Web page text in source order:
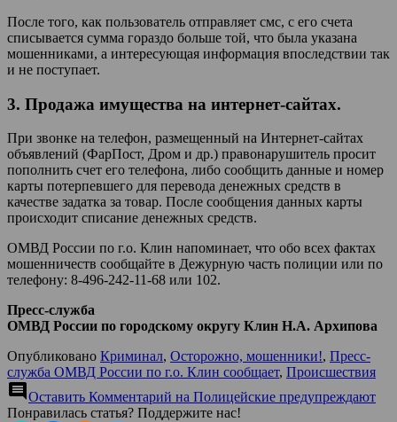
После того, как пользователь отправляет смс, с его счета
списывается сумма гораздо больше той, что была указана
мошенниками, а интересующая информация впоследствии так
и не поступает.
3. Продажа имущества на интернет-сайтах.
При звонке на телефон, размещенный на Интернет-сайтах
объявлений (ФарПост, Дром и др.) правонарушитель просит
пополнить счет его телефона, либо сообщить данные и номер
карты потерпевшего для перевода денежных средств в
качестве задатка за товар. После сообщения данных карты
происходит списание денежных средств.
ОМВД России по г.о. Клин напоминает, что обо всех фактах
мошенничеств сообщайте в Дежурную часть полиции или по
телефону: 8-496-242-11-68 или 102.
Пресс-служба
ОМВД России по городскому округу Клин Н.А. Архипова
Опубликовано Криминал, Осторожно, мошенники!, Пресс-
служба ОМВД России по г.о. Клин сообщает, Происшествия
comment Оставить Комментарий на Полицейские предупреждают
Понравилась статья? Поддержите нас!